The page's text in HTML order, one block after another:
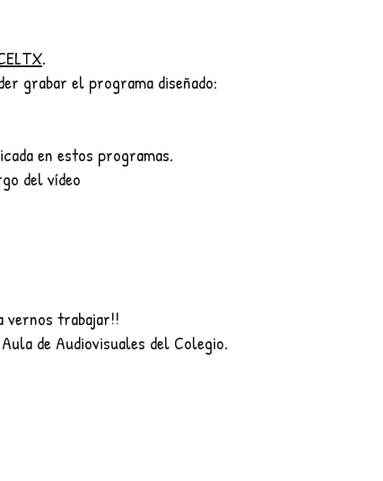
.
grabar el programa diseñado:
en estos programas.
del vídeo
a vernos trabajar!!
de Audiovisuales del Colegio.